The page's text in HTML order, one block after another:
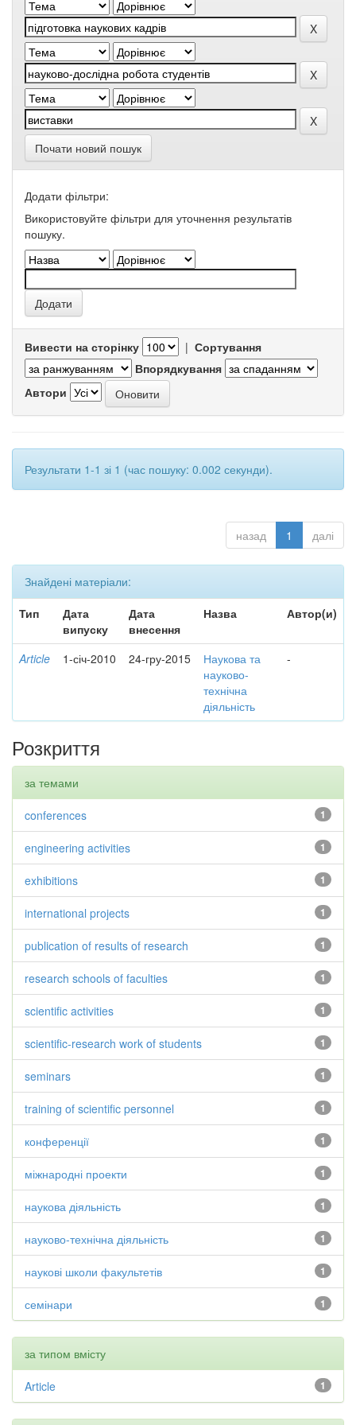
Почати новий пошук
Додати фільтри:
Використовуйте фільтри для уточнення результатів
пошуку.
Вивести на сторінку | Сортування
Впорядкування
Автори
Результати 1-1 зі 1 (час пошуку: 0.002 секунди).
назад 1 далі
Знайдені матеріали:
Тип
Дата
випуску
Дата
внесення
Назва Автор(и)
Article 1-січ-2010 24-гру-2015
Наукова та
науково-
технічна
діяльність
-
Розкриття
за темами
1
conferences
1
engineering activities
1
exhibitions
1
international projects
1
publication of results of research
1
research schools of faculties
1
scientific activities
1
scientific-research work of students
1
seminars
1
training of scientific personnel
1
конференції
1
міжнародні проекти
1
наукова діяльність
1
науково-технічна діяльність
1
наукові школи факультетів
1
семінари
за типом вмісту
1
Article